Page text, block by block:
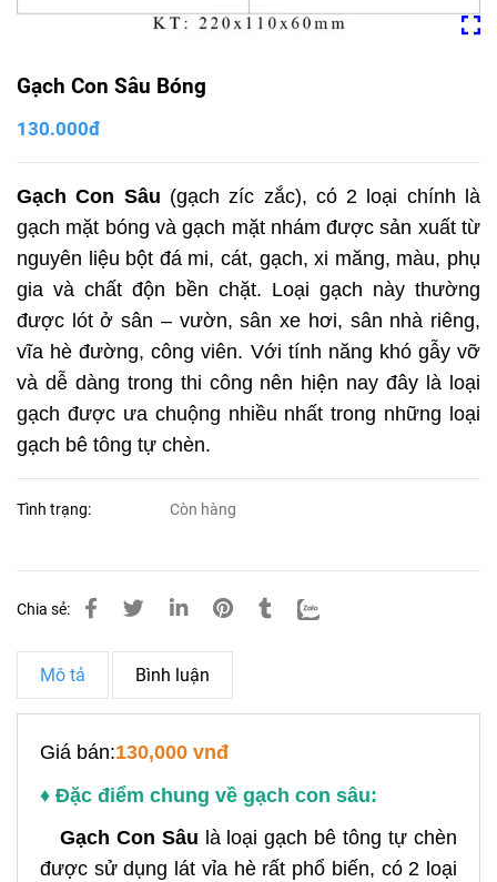
Gạch Con Sâu Bóng
130.000đ
Gạch Con Sâu (gạch zíc zắc), có 2 loại chính là
gạch mặt bóng và gạch mặt nhám được sản xuất từ
nguyên liệu bột đá mi, cát, gạch, xi măng, màu, phụ
gia và chất độn bền chặt. Loại gạch này thường
được lót ở sân – vườn, sân xe hơi, sân nhà riêng,
vĩa hè đường, công viên. Với tính năng khó gẫy vỡ
và dễ dàng trong thi công nên hiện nay đây là loại
gạch được ưa chuộng nhiều nhất trong những loại
gạch bê tông tự chèn.
Tình trạng: Còn hàng
Chia sẻ:
Mô tả Bình luận
Giá bán:130,000 vnđ
♦ Đặc điểm chung về gạch con sâu:
Gạch Con Sâu là loại gạch bê tông tự chèn
được sử dụng lát vỉa hè rất phổ biến, có 2 loại